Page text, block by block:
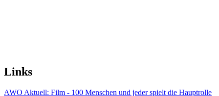
Links
AWO Aktuell: Film - 100 Menschen und jeder spielt die Hauptrolle